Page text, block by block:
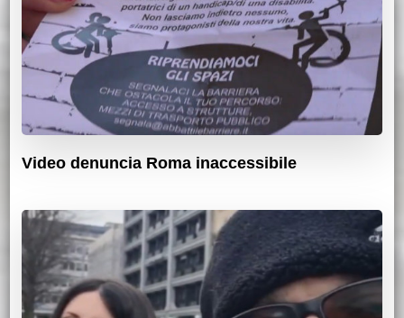
Video denuncia Roma inaccessibile